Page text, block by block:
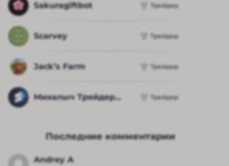
Sakuragiftbot Трейдер
Scarvey Трейдер
Jack’s Farm Трейдер
Михалыч Трейдер... Трейдер
Последние комментарии
Andrey A